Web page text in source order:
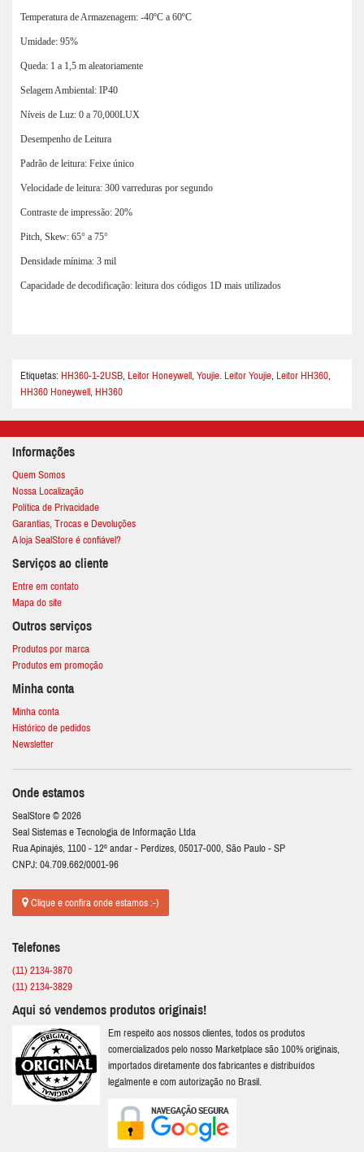
Temperatura de Armazenagem: -40ºC a 60ºC
Umidade: 95%
Queda: 1 a 1,5 m aleatoriamente
Selagem Ambiental: IP40
Níveis de Luz: 0 a 70,000LUX
Desempenho de Leitura
Padrão de leitura: Feixe único
Velocidade de leitura: 300 varreduras por segundo
Contraste de impressão: 20%
Pitch, Skew: 65° a 75°
Densidade mínima: 3 mil
Capacidade de decodificação: leitura dos códigos 1D mais utilizados
Etiquetas: HH360-1-2USB, Leitor Honeywell , Youjie. Leitor Youjie, Leitor HH360,
HH360 Honeywell , HH360
Informações
Quem Somos
Nossa Localização
Política de Privacidade
Garantias, Trocas e Devoluções
A loja SealStore é confiável?
Serviços ao cliente
Entre em contato
Mapa do site
Outros serviços
Produtos por marca
Produtos em promoção
Minha conta
Minha conta
Histórico de pedidos
Newsletter
Onde estamos
SealStore © 2026
Seal Sistemas e Tecnologia de Informação Ltda
Rua Apinajés, 1100 - 12º andar - Perdizes, 05017-000, São Paulo - SP
CNPJ: 04.709.662/0001-96
Clique e confira onde estamos :-)
Telefones
(11) 2134-3870
(11) 2134-3829
Aqui só vendemos produtos originais!
Em respeito aos nossos clientes, todos os produtos
comercializados pelo nosso Marketplace são 100% originais,
importados diretamente dos fabricantes e distribuídos
legalmente e com autorização no Brasil.